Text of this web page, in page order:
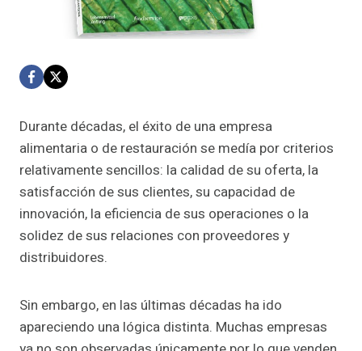
Durante décadas, el éxito de una empresa
alimentaria o de restauración se medía por criterios
relativamente sencillos: la calidad de su oferta, la
satisfacción de sus clientes, su capacidad de
innovación, la eficiencia de sus operaciones o la
solidez de sus relaciones con proveedores y
distribuidores.
Sin embargo, en las últimas décadas ha ido
apareciendo una lógica distinta. Muchas empresas